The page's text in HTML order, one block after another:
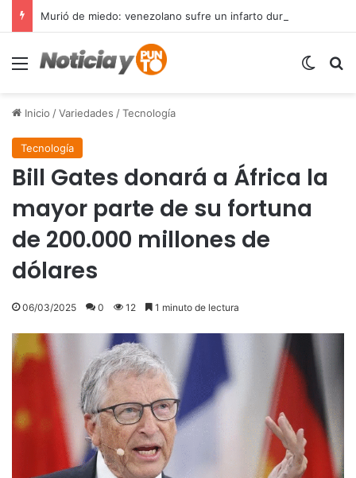
Menú
Inicio /Variedades /Tecnología
Tecnología
Bill Gates donará a África la
mayor parte de su fortuna
de 200.000 millones de
dólares
06/03/2025 0 12 1 minuto de lectura